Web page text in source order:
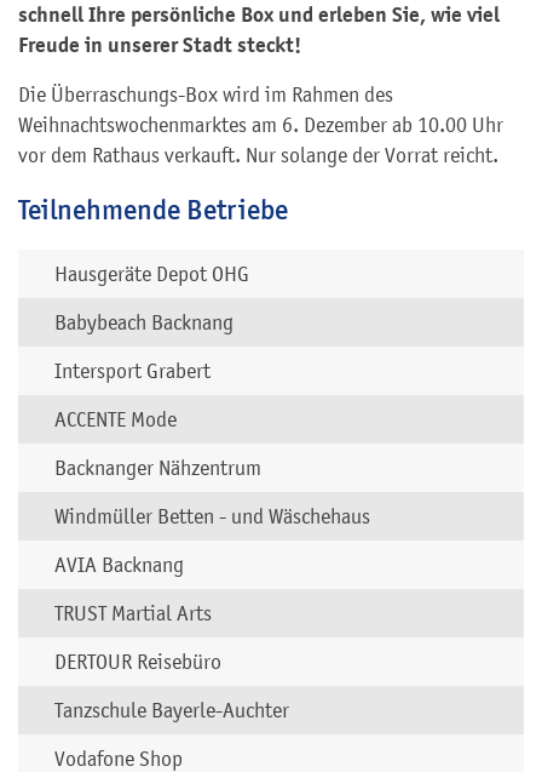
schnell Ihre persönliche Box und erleben Sie, wie viel
Freude in unserer Stadt steckt!
Die Überraschungs-Box wird im Rahmen des
Weihnachtswochenmarktes am 6. Dezember ab 10.00 Uhr
vor dem Rathaus verkauft. Nur solange der Vorrat reicht.
Teilnehmende Betriebe
Hausgeräte Depot OHG
Babybeach Backnang
Intersport Grabert
ACCENTE Mode
Backnanger Nähzentrum
Windmüller Betten - und Wäschehaus
AVIA Backnang
TRUST Martial Arts
DERTOUR Reisebüro
Tanzschule Bayerle-Auchter
Vodafone Shop